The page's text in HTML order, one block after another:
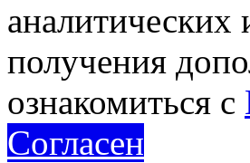
аналитических
получения
ознакомиться с
Согласен